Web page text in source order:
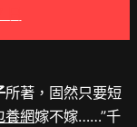
所著，固然只要短
養網嫁不嫁……”千